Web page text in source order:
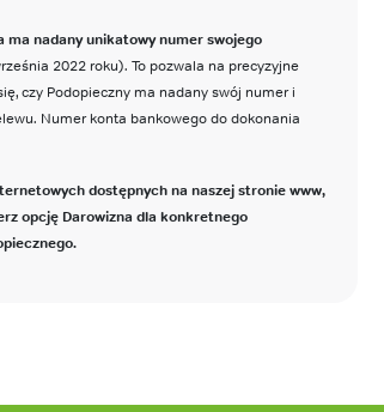
ma nadany unikatowy numer swojego
2022 roku). To pozwala na precyzyjne
czy Podopieczny ma nadany swój numer i
Numer konta bankowego do dokonania
dostępnych na naszej stronie www,
opcję Darowizna dla konkretnego